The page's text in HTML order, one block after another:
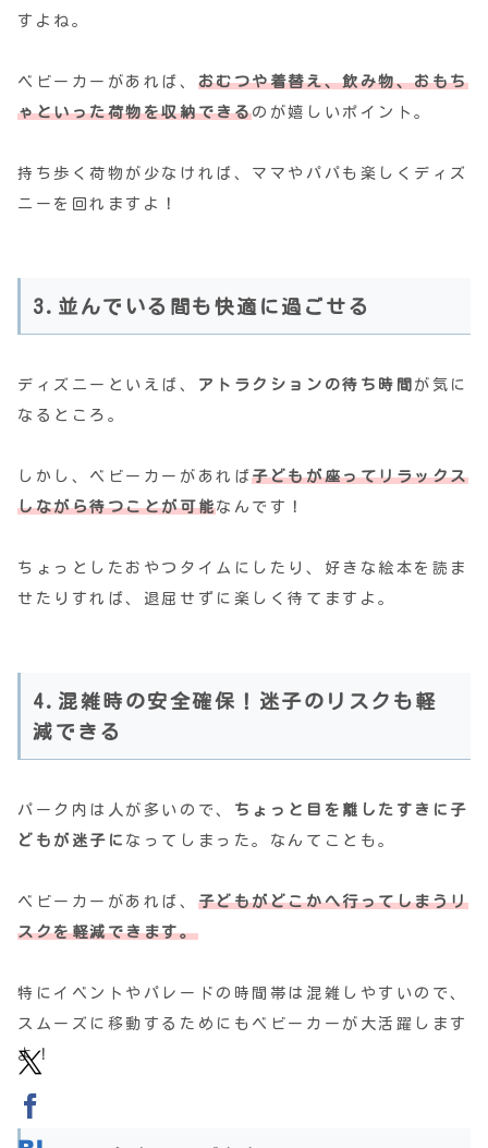
すよね。
ベビーカーがあれば、 おむつや着替え、飲み物、おもち
ゃといった荷物を収納できるのが嬉しいポイント。
持ち歩く荷物が少なければ、ママやパパも楽しくディズ
ニーを回れますよ！
3.並んでいる間も快適に過ごせる
ディズニーといえば、 アトラクションの待ち時間 が気に
なるところ。
しかし、ベビーカーがあれば子どもが座ってリラックス
しながら待つことが可能なんです！
ちょっとしたおやつタイムにしたり、好きな絵本を読ま
せたりすれば、退屈せずに楽しく待てますよ。
4.混雑時の安全確保！迷子のリスクも軽
減できる
パーク内は人が多いので、 ちょっと目を離したすきに子
どもが迷子に なってしまった。なんてことも。
ベビーカーがあれば、 子どもがどこかへ行ってしまうリ
スクを軽減できます。
特にイベントやパレードの時間帯は混雑しやすいので、
スムーズに移動するためにもベビーカーが大活躍します
よ！